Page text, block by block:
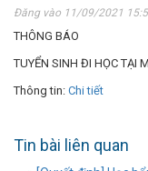
Đăng vào 11/09/2021
THÔNG BÁO
TUYỂN SINH ĐI HỌC TẠI
Thông tin: Chi tiết
Tin bài liên quan